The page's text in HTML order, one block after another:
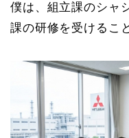
僕は、組立課のシャ
課の研修を受けるこ